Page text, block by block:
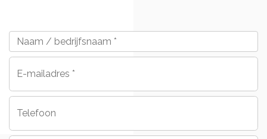
/
bedrijfsnaam *
mailadres *